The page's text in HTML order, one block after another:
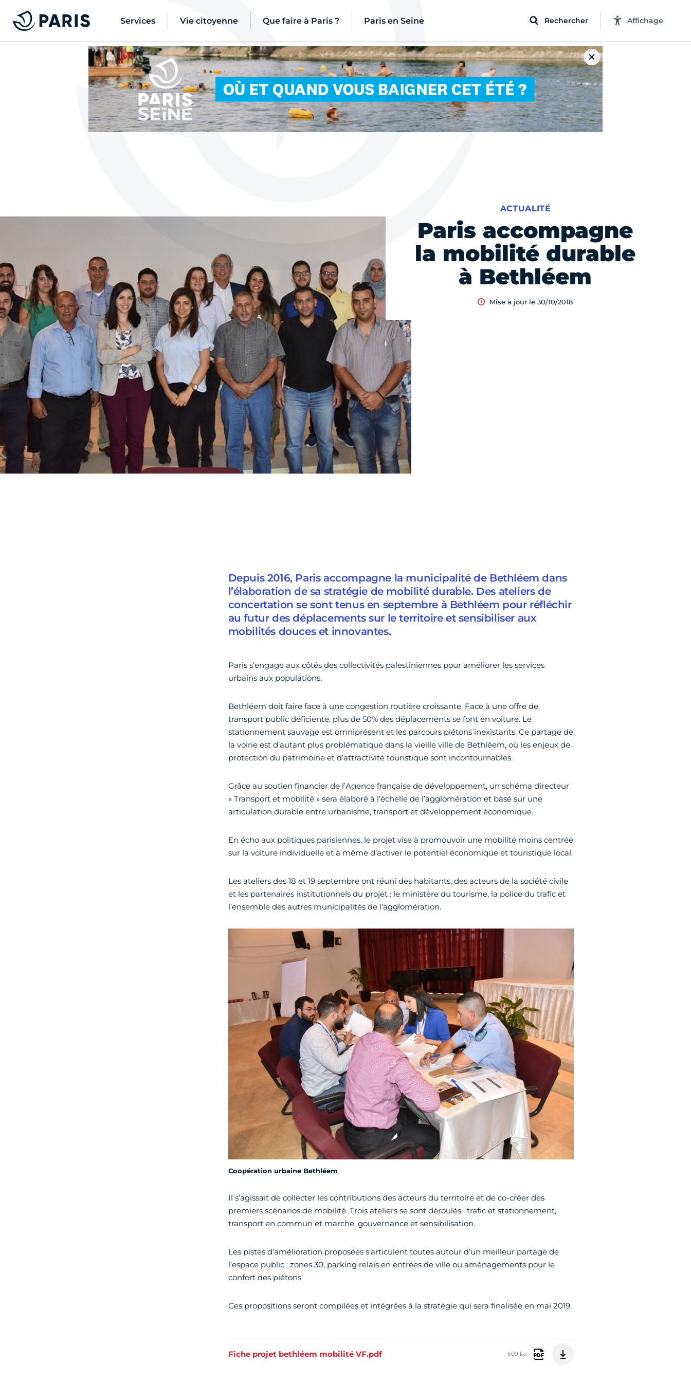
Services Vie citoyenne Que faire à Paris ? Paris en Seine Rechercher Affichage
Paris accompagne
la mobilité durable
à Bethléem
ACTUALITÉ
Mise à jour le 30/10/2018
Depuis 2016, Paris accompagne la municipalité de Bethléem dans
l’élaboration de sa stratégie de mobilité durable. Des ateliers de
concertation se sont tenus en septembre à Bethléem pour réfléchir
au futur des déplacements sur le territoire et sensibiliser aux
mobilités douces et innovantes.
Paris s’engage aux côtés des collectivités palestiniennes pour améliorer les services
urbains aux populations.
Bethléem doit faire face à une congestion routière croissante. Face à une offre de
transport public déficiente, plus de 50% des déplacements se font en voiture. Le
stationnement sauvage est omniprésent et les parcours piétons inexistants. Ce partage de
la voirie est d’autant plus problématique dans la vieille ville de Bethléem, où les enjeux de
protection du patrimoine et d’attractivité touristique sont incontournables.
Grâce au soutien financier de l’Agence française de développement, un schéma directeur
« Transport et mobilité » sera élaboré à l’échelle de l’agglomération et basé sur une
articulation durable entre urbanisme, transport et développement économique.
En écho aux politiques parisiennes, le projet vise à promouvoir une mobilité moins centrée
sur la voiture individuelle et à même d’activer le potentiel économique et touristique local.
Les ateliers des 18 et 19 septembre ont réuni des habitants, des acteurs de la société civile
et les partenaires institutionnels du projet : le ministère du tourisme, la police du trafic et
l’ensemble des autres municipalités de l’agglomération.
Coopération urbaine Bethléem
Il s’agissait de collecter les contributions des acteurs du territoire et de co-créer des
premiers scénarios de mobilité. Trois ateliers se sont déroulés : trafic et stationnement,
transport en commun et marche, gouvernance et sensibilisation.
Les pistes d’amélioration proposées s’articulent toutes autour d’un meilleur partage de
l’espace public : zones 30, parking relais en entrées de ville ou aménagements pour le
confort des piétons.
Ces propositions seront compilées et intégrées à la stratégie qui sera finalisée en mai 2019.
Fiche projet bethléem mobilité VF.pdf 609 ko